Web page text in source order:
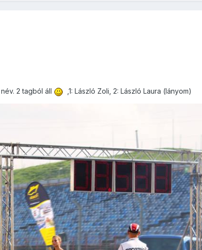
2 tagból áll ,1: László Zoli, 2: László Laura (lányom)